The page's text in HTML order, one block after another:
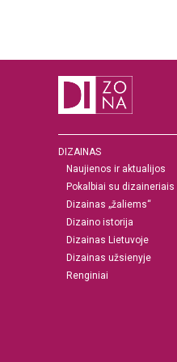
DIZAINAS
Naujienos ir aktualijos
Pokalbiai su
Dizainas „žaliems“
Dizaino istorija
Dizainas Lietuvoje
Dizainas užsienyje
Renginiai